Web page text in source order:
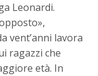
Leonardi.
vent’anni lavora
ragazzi che
età. In